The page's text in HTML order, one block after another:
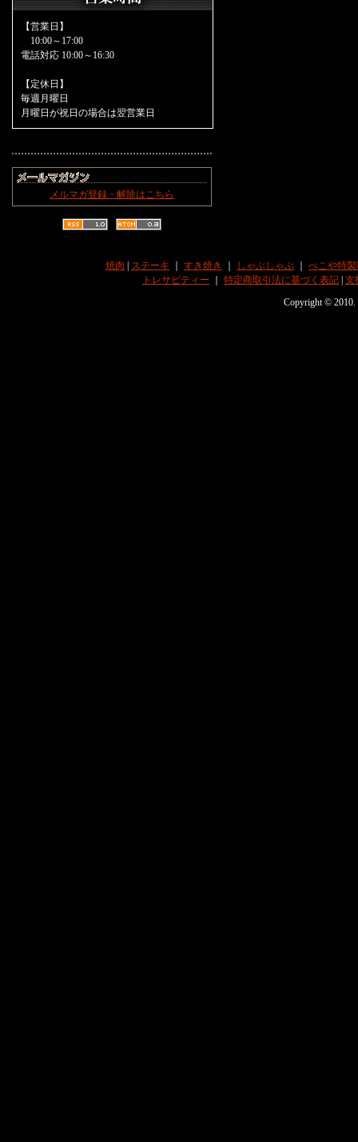
【営業日】
10:00～17:00
電話対応 10:00～16:30
【定休日】
毎週月曜日
月曜日が祝日の場合は翌営業日
メルマガ登録・解除はこちら
焼肉 ステーキ すき焼き しゃぶしゃぶ
べこや特
トレサビティー
特定商取引法に基づく表記 支
Copyright ©